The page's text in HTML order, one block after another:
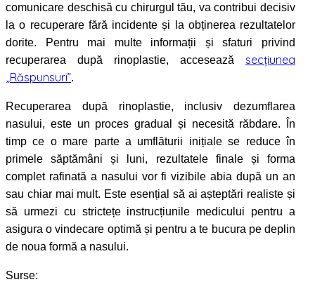
comunicare deschisă cu chirurgul tău, va contribui decisiv
la o recuperare fără incidente și la obținerea rezultatelor
dorite. Pentru mai multe informații și sfaturi privind
recuperarea după rinoplastie, accesează secțiunea
„Răspunsuri”.
Recuperarea după rinoplastie, inclusiv dezumflarea
nasului, este un proces gradual și necesită răbdare. În
timp ce o mare parte a umflăturii inițiale se reduce în
primele săptămâni și luni, rezultatele finale și forma
complet rafinată a nasului vor fi vizibile abia după un an
sau chiar mai mult. Este esențial să ai așteptări realiste și
să urmezi cu strictețe instrucțiunile medicului pentru a
asigura o vindecare optimă și pentru a te bucura pe deplin
de noua formă a nasului.
Surse: